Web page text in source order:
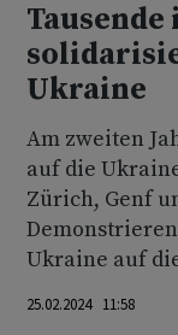
Tausende
Ukraine
Am zweiten
auf die
Zürich, Genf
Ukraine auf
25.02.2024 11:58